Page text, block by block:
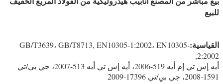
للبيع
القياسية:GB/T3639، GB/T8713, EN10305-1:2002، EN10305-
2:2002,
أيه إس تي إم أيه 519-2006، أيه إس تي أيه 513-2007، جي بي/تي
1591-2008، جي بي/تي 17396-2009